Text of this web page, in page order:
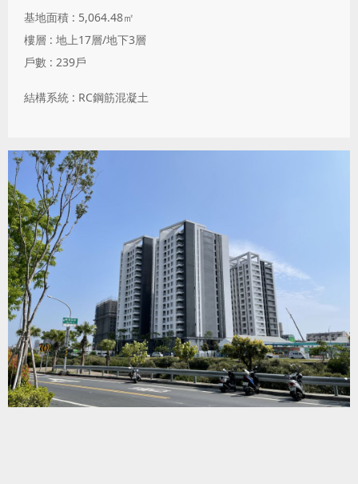
基地面積 : 5,064.48㎡
樓層 : 地上17層/地下3層
戶數 : 239戶
結構系統 : RC鋼筋混凝土